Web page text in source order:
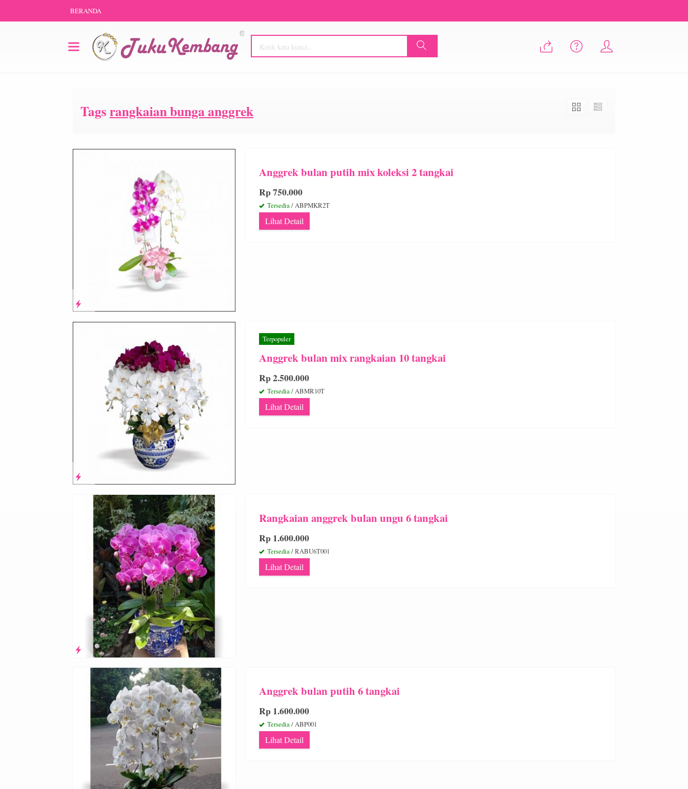
BERANDA
Tagsrangkaian bunga anggrek
Anggrek bulan putih mix koleksi 2 tangkai
Rp 750.000
Tersedia/ ABPMKR2T
Lihat Detail
Terpopuler
Anggrek bulan mix rangkaian 10 tangkai
Rp 2.500.000
Tersedia/ ABMR10T
Lihat Detail
Rangkaian anggrek bulan ungu 6 tangkai
Rp 1.600.000
Tersedia/ RABU6T001
Lihat Detail
Anggrek bulan putih 6 tangkai
Rp 1.600.000
Tersedia/ ABP001
Lihat Detail